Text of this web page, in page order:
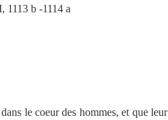
b -1114 a
le coeur des hommes, et que leur